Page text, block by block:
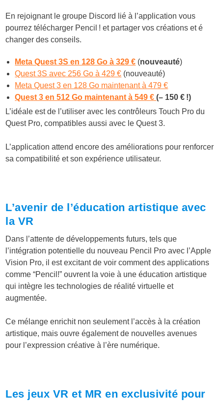
En rejoignant le groupe Discord lié à l’application vous
pourrez télécharger Pencil ! et partager vos créations et é
changer des conseils.
Meta Quest 3S en 128 Go à 329 € (nouveauté)
Quest 3S avec 256 Go à 429 € (nouveauté)
Meta Quest 3 en 128 Go maintenant à 479 €
Quest 3 en 512 Go maintenant à 549 €(– 150 € !)
L’idéale est de l’utiliser avec les contrôleurs Touch Pro du
Quest Pro, compatibles aussi avec le Quest 3.
L’application attend encore des améliorations pour renforcer
sa compatibilité et son expérience utilisateur.
L’avenir de l’éducation artistique avec
la VR
Dans l’attente de développements futurs, tels que
l’intégration potentielle du nouveau Pencil Pro avec l’Apple
Vision Pro, il est excitant de voir comment des applications
comme “Pencil!” ouvrent la voie à une éducation artistique
qui intègre les technologies de réalité virtuelle et
augmentée.
Ce mélange enrichit non seulement l’accès à la création
artistique, mais ouvre également de nouvelles avenues
pour l’expression créative à l’ère numérique.
Les jeux VR et MR en exclusivité pour